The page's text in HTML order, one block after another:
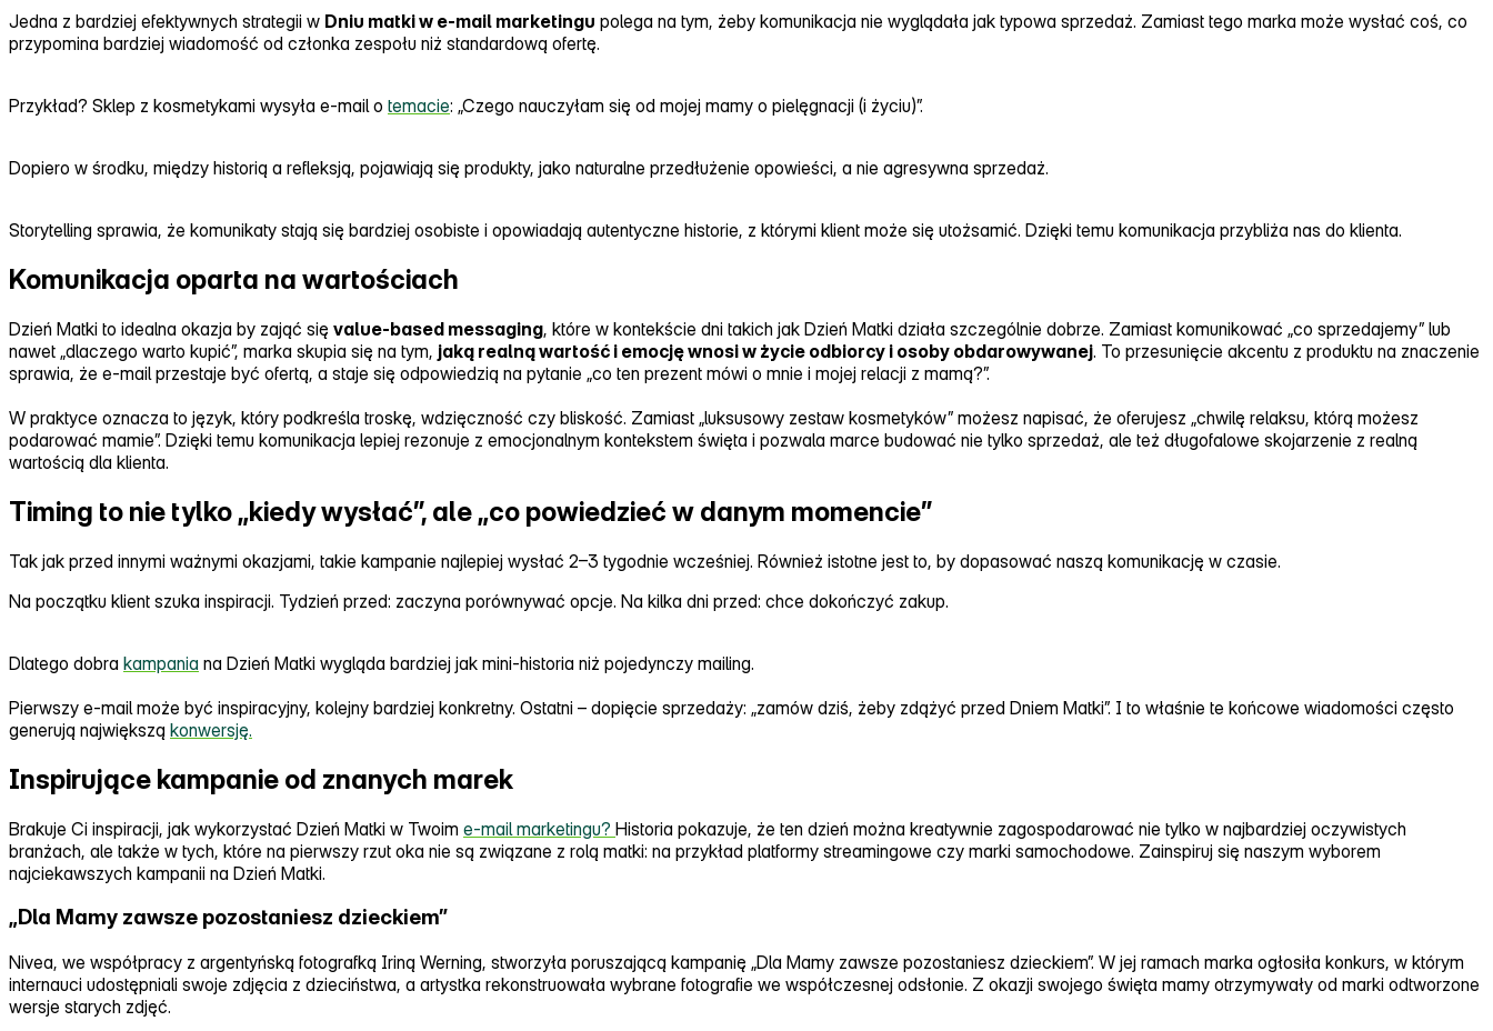
Jedna z bardziej efektywnych strategii w Dniu matki w e‑mail marketingu polega na tym, żeby komunikacja nie wyglądała jak typowa sprzedaż. Zamiast tego marka może wysłać coś, co
przypomina bardziej wiadomość od członka zespołu niż standardową ofertę.
Przykład? Sklep z kosmetykami wysyła e‑mail o temacie: „Czego nauczyłam się od mojej mamy o pielęgnacji (i życiu)”.
Dopiero w środku, między historią a refleksją, pojawiają się produkty, jako naturalne przedłużenie opowieści, a nie agresywna sprzedaż.
Storytelling sprawia, że komunikaty stają się bardziej osobiste i opowiadają autentyczne historie, z którymi klient może się utożsamić. Dzięki temu komunikacja przybliża nas do klienta.
Komunikacja oparta na wartościach
Dzień Matki to idealna okazja by zająć się value‑based messaging, które w kontekście dni takich jak Dzień Matki działa szczególnie dobrze. Zamiast komunikować „co sprzedajemy” lub
nawet „dlaczego warto kupić”, marka skupia się na tym, jaką realną wartość i emocję wnosi w życie odbiorcy i osoby obdarowywanej. To przesunięcie akcentu z produktu na znaczenie
sprawia, że e‑mail przestaje być ofertą, a staje się odpowiedzią na pytanie „co ten prezent mówi o mnie i mojej relacji z mamą?”.
W praktyce oznacza to język, który podkreśla troskę, wdzięczność czy bliskość. Zamiast „luksusowy zestaw kosmetyków” możesz napisać, że oferujesz „chwilę relaksu, którą możesz
podarować mamie”. Dzięki temu komunikacja lepiej rezonuje z emocjonalnym kontekstem święta i pozwala marce budować nie tylko sprzedaż, ale też długofalowe skojarzenie z realną
wartością dla klienta.
Timing to nie tylko „kiedy wysłać”, ale „co powiedzieć w danym momencie”
Tak jak przed innymi ważnymi okazjami, takie kampanie najlepiej wysłać 2–3 tygodnie wcześniej. Również istotne jest to, by dopasować naszą komunikację w czasie.
Na początku klient szuka inspiracji. Tydzień przed: zaczyna porównywać opcje. Na kilka dni przed: chce dokończyć zakup.
Dlatego dobra kampania na Dzień Matki wygląda bardziej jak mini‑historia niż pojedynczy mailing.
Pierwszy e‑mail może być inspiracyjny, kolejny bardziej konkretny. Ostatni – dopięcie sprzedaży: „zamów dziś, żeby zdążyć przed Dniem Matki”. I to właśnie te końcowe wiadomości często
generują największą konwersję.
Inspirujące kampanie od znanych marek
Brakuje Ci inspiracji, jak wykorzystać Dzień Matki w Twoim e‑mail marketingu? Historia pokazuje, że ten dzień można kreatywnie zagospodarować nie tylko w najbardziej oczywistych
branżach, ale także w tych, które na pierwszy rzut oka nie są związane z rolą matki: na przykład platformy streamingowe czy marki samochodowe. Zainspiruj się naszym wyborem
najciekawszych kampanii na Dzień Matki.
„Dla Mamy zawsze pozostaniesz dzieckiem”
Nivea, we współpracy z argentyńską fotografką Iriną Werning, stworzyła poruszającą kampanię „Dla Mamy zawsze pozostaniesz dzieckiem”. W jej ramach marka ogłosiła konkurs, w którym
internauci udostępniali swoje zdjęcia z dzieciństwa, a artystka rekonstruowała wybrane fotografie we współczesnej odsłonie. Z okazji swojego święta mamy otrzymywały od marki odtworzone
wersje starych zdjęć.